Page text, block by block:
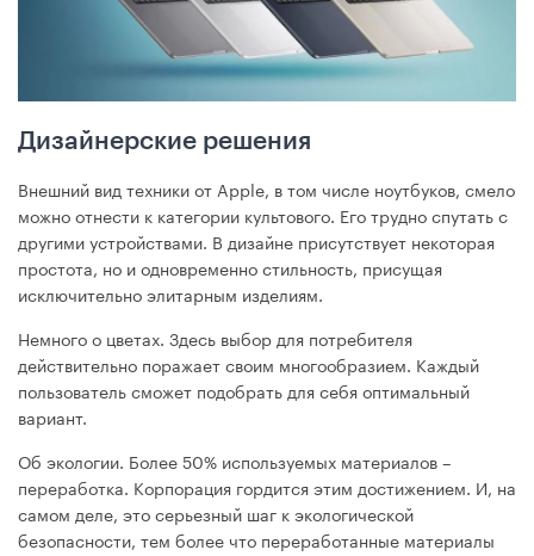
Дизайнерские решения
Внешний вид техники от Apple, в том числе ноутбуков, смело
можно отнести к категории культового. Его трудно спутать с
другими устройствами. В дизайне присутствует некоторая
простота, но и одновременно стильность, присущая
исключительно элитарным изделиям.
Немного о цветах. Здесь выбор для потребителя
действительно поражает своим многообразием. Каждый
пользователь сможет подобрать для себя оптимальный
вариант.
Об экологии. Более 50% используемых материалов –
переработка. Корпорация гордится этим достижением. И, на
самом деле, это серьезный шаг к экологической
безопасности, тем более что переработанные материалы